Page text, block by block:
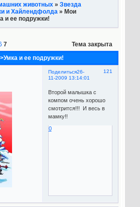
животных » Звезда
и Хайлендфолда » Мои
и ее подружки!
и ее подружки!
7 Тема закрыта
Поделиться 121
26-
11-2009 13:14:01
Второй малышка с
компом очень хорошо
смотрится!!! И весь в
мамку!!
0